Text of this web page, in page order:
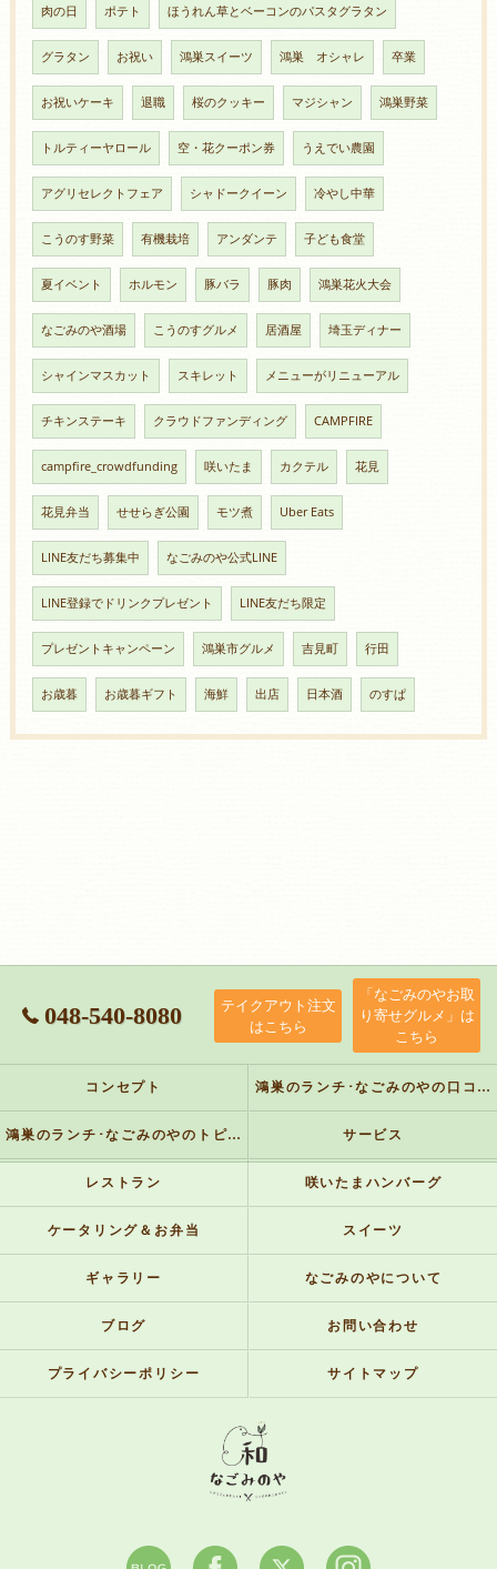
肉の日 ポテト ほうれん草とベーコンのパスタグラタン
グラタン お祝い 鴻巣スイーツ 鴻巣 オシャレ 卒業
お祝いケーキ 退職 桜のクッキー マジシャン 鴻巣野菜
トルティーヤロール 空・花クーポン券 うえでい農園
アグリセレクトフェア シャドークイーン 冷やし中華
こうのす野菜 有機栽培 アンダンテ 子ども食堂
夏イベント ホルモン 豚バラ 豚肉 鴻巣花火大会
なごみのや酒場 こうのすグルメ 居酒屋 埼玉ディナー
シャインマスカット スキレット メニューがリニューアル
チキンステーキ クラウドファンディング CAMPFIRE
campfire_crowdfunding 咲いたま カクテル 花見
花見弁当 せせらぎ公園 モツ煮 Uber Eats
LINE友だち募集中 なごみのや公式LINE
LINE登録でドリンクプレゼント LINE友だち限定
プレゼントキャンペーン 鴻巣市グルメ 吉見町 行田
お歳暮 お歳暮ギフト 海鮮 出店 日本酒 のすぱ
048-540-8080
テイクアウト注文
はこちら
「なごみのやお取
り寄せグルメ」は
こちら
コンセプト 鴻巣のランチ･なごみのやの口コミ情報
鴻巣のランチ･なごみのやのトピックス サービス
レストラン 咲いたまハンバーグ
ケータリング＆お弁当 スイーツ
ギャラリー なごみのやについて
ブログ お問い合わせ
プライバシーポリシー サイトマップ